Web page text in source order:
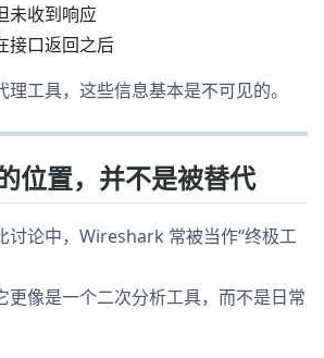
未收到响应
接口返回之后
理工具，这些信息基本是不可见的。
位置，并不是被替代
讨论中，Wireshark 常被当作“终极工
更像是一个二次分析工具，而不是日常